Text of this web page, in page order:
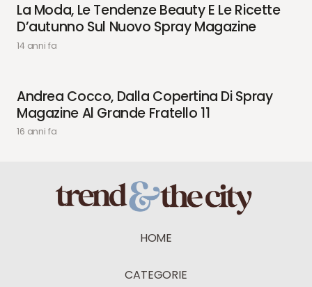
La Moda, Le Tendenze Beauty E Le Ricette
D’autunno Sul Nuovo Spray Magazine
14 anni fa
Andrea Cocco, Dalla Copertina Di Spray
Magazine Al Grande Fratello 11
16 anni fa
HOME
CATEGORIE